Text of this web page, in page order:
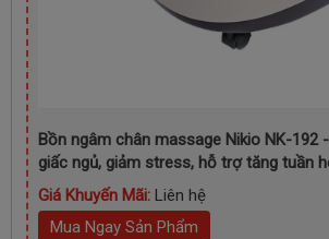
Bồn ngâm chân massage Nikio NK-192
giấc ngủ, giảm stress, hỗ trợ tăng tuần
Giá Khuyến Mãi: Liên hệ
Mua Ngay Sản Phẩm